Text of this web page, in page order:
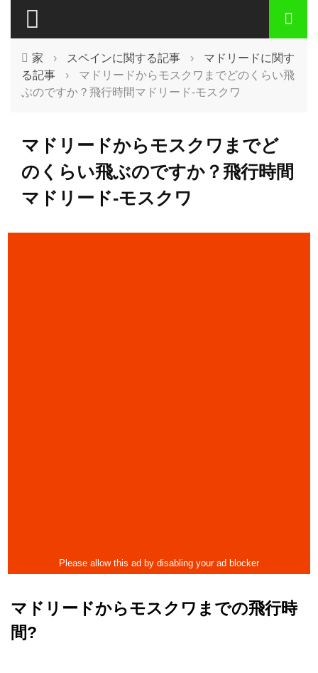
家 › スペインに関する記事 ›
マドリードに関す
る記事
›
マドリードからモスクワまでどのくらい飛
ぶのですか？飛行時間マドリード-モスクワ
マドリードからモスクワまでど
のくらい飛ぶのですか？飛行時間
マドリード-モスクワ
マドリードからモスクワまでの飛行時
間?